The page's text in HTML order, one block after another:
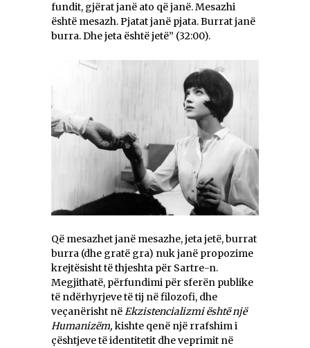
fundit, gjërat janë ato që janë. Mesazhi
është mesazh. Pjatat janë pjata. Burrat janë
burra. Dhe jeta është jetë” (32:00).
Që mesazhet janë mesazhe, jeta jetë, burrat
burra (dhe gratë gra) nuk janë propozime
krejtësisht të thjeshta për Sartre-n.
Megjithatë, përfundimi për sferën publike
të ndërhyrjeve të tij në filozofi, dhe
veçanërisht nëEkzistencializmi është një
Humanizëm, kishte qenë një rrafshim i
çështjeve të identitetit dhe veprimit në